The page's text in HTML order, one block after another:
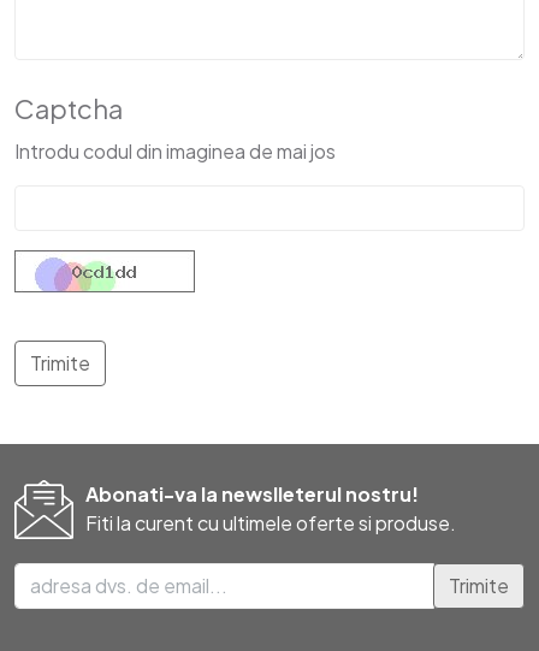
Captcha
Introdu codul din imaginea de mai jos
Abonati-va la newslleterul nostru!
Fiti la curent cu ultimele oferte si produse.
Trimite